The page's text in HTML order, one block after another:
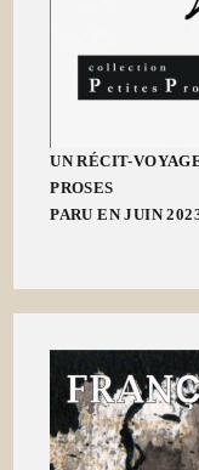
UN RÉCIT-
PROSES
PARU EN JUIN